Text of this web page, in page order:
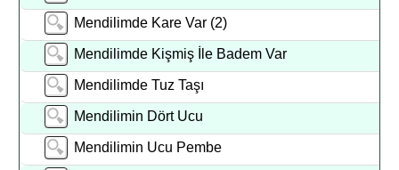
Mendilimde Kare Var (2)
Mendilimde Kişmiş İle Badem Var
Mendilimde Tuz Taşı
Mendilimin Dört Ucu
Mendilimin Ucu Pembe